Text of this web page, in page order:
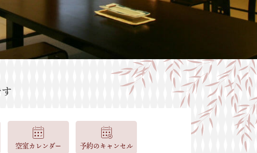
空室カレンダー 予約のキャンセル